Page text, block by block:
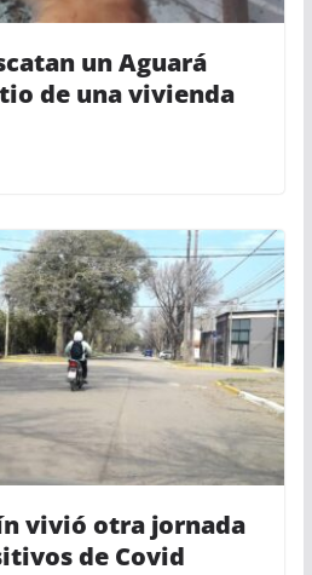
un Aguará
de una vivienda
vivió otra jornada
de Covid